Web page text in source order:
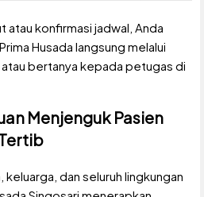
atau konfirmasi jadwal, Anda
Husada langsung melalui
bertanya kepada petugas di
Menjenguk Pasien
dan seluruh lingkungan